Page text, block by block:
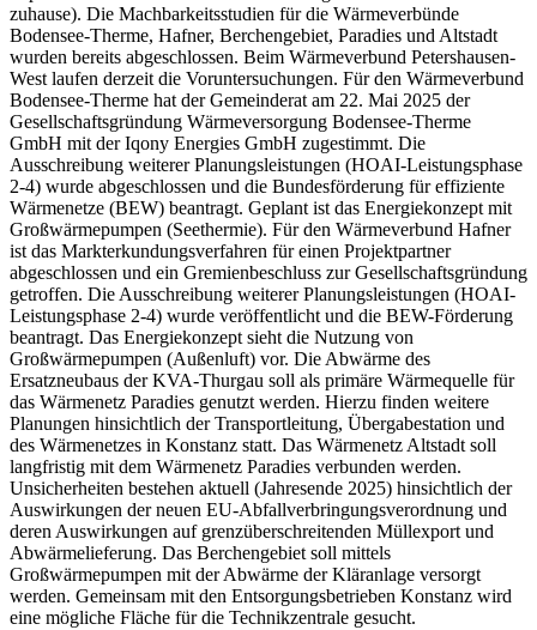
zuhause). Die Machbarkeitsstudien für die Wärmeverbünde
Bodensee-Therme, Hafner, Berchengebiet, Paradies und Altstadt
wurden bereits abgeschlossen. Beim Wärmeverbund Petershausen-
West laufen derzeit die Voruntersuchungen. Für den Wärmeverbund
Bodensee-Therme hat der Gemeinderat am 22. Mai 2025 der
Gesellschaftsgründung Wärmeversorgung Bodensee-Therme
GmbH mit der Iqony Energies GmbH zugestimmt. Die
Ausschreibung weiterer Planungsleistungen (HOAI-Leistungsphase
2-4) wurde abgeschlossen und die Bundesförderung für effiziente
Wärmenetze (BEW) beantragt. Geplant ist das Energiekonzept mit
Großwärmepumpen (Seethermie). Für den Wärmeverbund Hafner
ist das Markterkundungsverfahren für einen Projektpartner
abgeschlossen und ein Gremienbeschluss zur Gesellschaftsgründung
getroffen. Die Ausschreibung weiterer Planungsleistungen (HOAI-
Leistungsphase 2-4) wurde veröffentlicht und die BEW-Förderung
beantragt. Das Energiekonzept sieht die Nutzung von
Großwärmepumpen (Außenluft) vor. Die Abwärme des
Ersatzneubaus der KVA-Thurgau soll als primäre Wärmequelle für
das Wärmenetz Paradies genutzt werden. Hierzu finden weitere
Planungen hinsichtlich der Transportleitung, Übergabestation und
des Wärmenetzes in Konstanz statt. Das Wärmenetz Altstadt soll
langfristig mit dem Wärmenetz Paradies verbunden werden.
Unsicherheiten bestehen aktuell (Jahresende 2025) hinsichtlich der
Auswirkungen der neuen EU-Abfallverbringungsverordnung und
deren Auswirkungen auf grenzüberschreitenden Müllexport und
Abwärmelieferung. Das Berchengebiet soll mittels
Großwärmepumpen mit der Abwärme der Kläranlage versorgt
werden. Gemeinsam mit den Entsorgungsbetrieben Konstanz wird
eine mögliche Fläche für die Technikzentrale gesucht.